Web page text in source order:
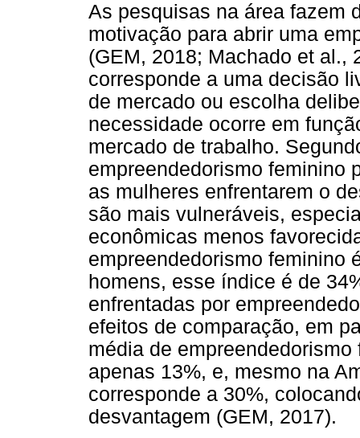
As pesquisas na área fazem
motivação para abrir uma
(GEM, 2018; Machado et al.,
corresponde a uma decisão
de mercado ou escolha
necessidade ocorre em
mercado de trabalho.
empreendedorismo feminino
as mulheres enfrentarem o
são mais vulneráveis,
econômicas menos
empreendedorismo feminino
homens, esse índice é de
enfrentadas por
efeitos de comparação, em
média de
apenas 13%, e, mesmo na
corresponde a 30%,
desvantagem (GEM, 2017).